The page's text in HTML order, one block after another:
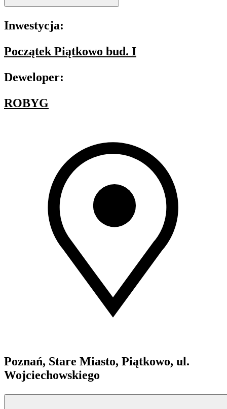
Inwestycja:
Początek Piątkowo bud. I
Deweloper:
ROBYG
Poznań, Stare Miasto, Piątkowo, ul.
Wojciechowskiego